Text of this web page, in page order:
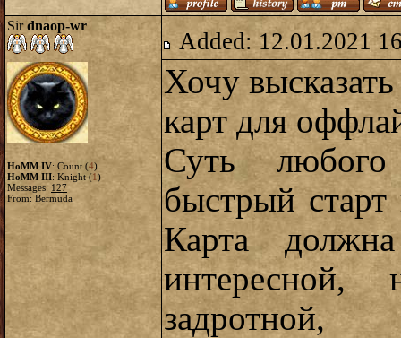
Sirdnaop-wr
HoMM IV: Count (4)
HoMM III: Knight (1)
Messages: 127
From: Bermuda
Added: 12.01.2021
Хочу
карт для
Суть
быстрый
Карта